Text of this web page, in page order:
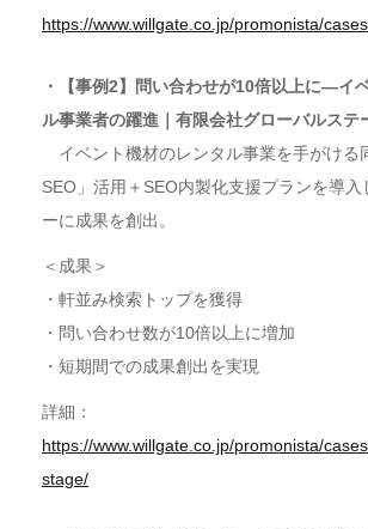
https://www.willgate.co.jp/promonista/
・【事例2】問い合わせが10倍以上に―イ
ル事業者の躍進｜有限会社グローバルステ
イベント機材のレンタル事業を手がける
SEO」活用＋SEO内製化支援プランを導入
ーに成果を創出。
＜成果＞
・軒並み検索トップを獲得
・問い合わせ数が10倍以上に増加
・短期間での成果創出を実現
詳細：
https://www.willgate.co.jp/promonista/
stage/